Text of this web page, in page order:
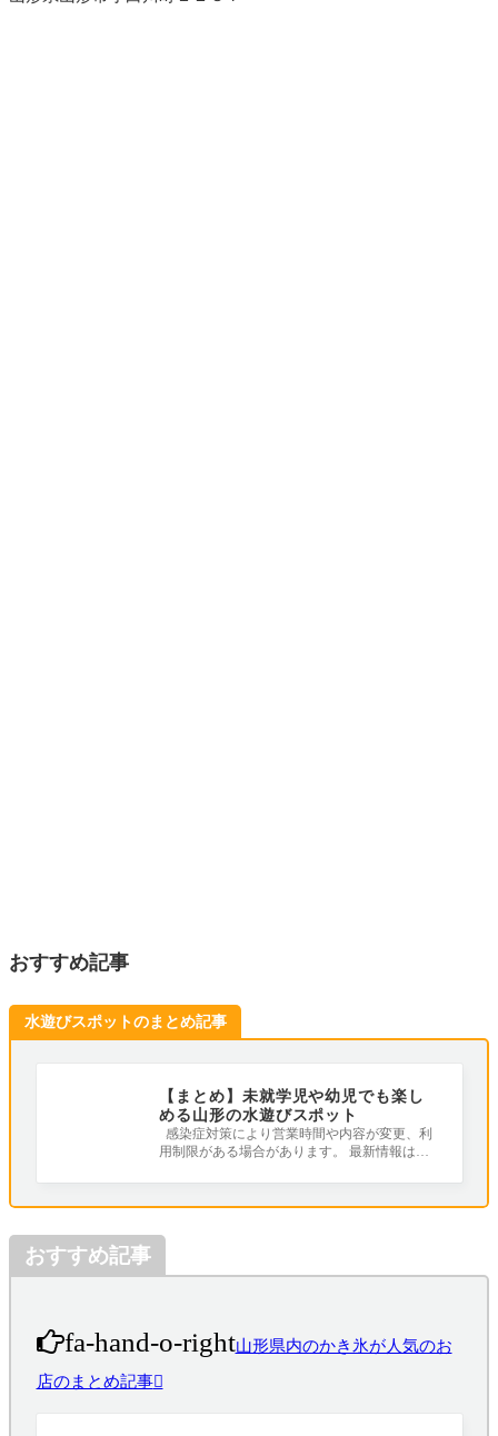
おすすめ記事
水遊びスポットのまとめ記事
【まとめ】未就学児や幼児でも楽し
める山形の水遊びスポット
感染症対策により営業時間や内容が変更、利
用制限がある場合があります。 最新情報は公
おすすめ記事
fa-hand-o-right山形県内のかき氷が人気のお
店のまとめ記事